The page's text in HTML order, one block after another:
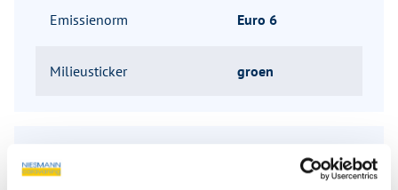
Emissienorm Euro 6
Milieusticker groen
Plattegrond